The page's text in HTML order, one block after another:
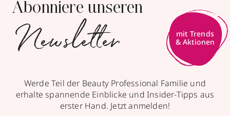
Abonniere unseren
Newsletter
Werde Teil der Beauty Professional Familie und
erhalte spannende Einblicke und Insider-Tipps aus
erster Hand. Jetzt anmelden!